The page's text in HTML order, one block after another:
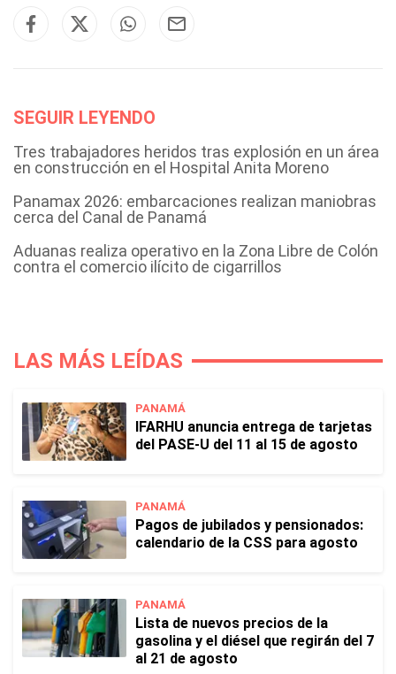
SEGUIR LEYENDO
Tres trabajadores heridos tras explosión en un área
en construcción en el Hospital Anita Moreno
Panamax 2026: embarcaciones realizan maniobras
cerca del Canal de Panamá
Aduanas realiza operativo en la Zona Libre de Colón
contra el comercio ilícito de cigarrillos
LAS MÁS LEÍDAS
PANAMÁ
IFARHU anuncia entrega de tarjetas
del PASE-U del 11 al 15 de agosto
PANAMÁ
Pagos de jubilados y pensionados:
calendario de la CSS para agosto
PANAMÁ
Lista de nuevos precios de la
gasolina y el diésel que regirán del 7
al 21 de agosto